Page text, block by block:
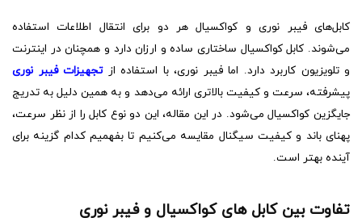
کابل‌های فیبر نوری و کواکسیال هر دو برای انتقال اطلاعات استفاده
می‌شوند. کابل کواکسیال ساختاری ساده و ارزان دارد و همچنان در اینترنت
و تلویزیون کاربرد دارد. اما فیبر نوری، با استفاده ازتجهیزات فیبر نوری
پیشرفته، سرعت و کیفیت بالاتری ارائه می‌دهد و به همین دلیل به تدریج
جایگزین کواکسیال می‌شود. در این مقاله، این دو نوع کابل را از نظر سرعت،
پهنای باند و کیفیت سیگنال مقایسه می‌کنیم تا بفهمیم کدام گزینه برای
آینده بهتر است.
تفاوت بین کابل های کواکسیال و فیبر نوری